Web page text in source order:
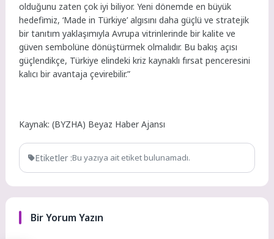
olduğunu zaten çok iyi biliyor. Yeni dönemde en büyük
hedefimiz, ‘Made in Türkiye’ algısını daha güçlü ve stratejik
bir tanıtım yaklaşımıyla Avrupa vitrinlerinde bir kalite ve
güven sembolüne dönüştürmek olmalıdır. Bu bakış açısı
güçlendikçe, Türkiye elindeki kriz kaynaklı fırsat penceresini
kalıcı bir avantaja çevirebilir.”
Kaynak: (BYZHA) Beyaz Haber Ajansı
Etiketler :Bu yazıya ait etiket bulunamadı.
Bir Yorum Yazın